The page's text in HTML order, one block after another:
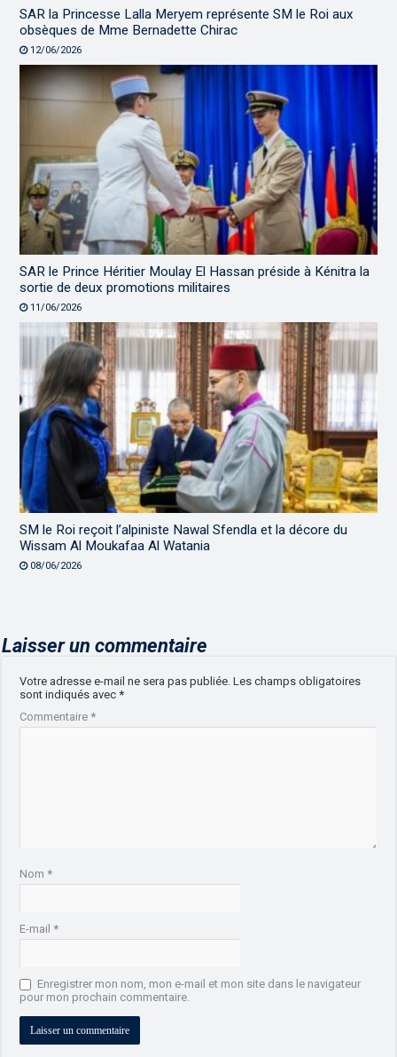
SAR la Princesse Lalla Meryem représente SM le Roi aux
obsèques de Mme Bernadette Chirac
12/06/2026
SAR le Prince Héritier Moulay El Hassan préside à Kénitra la
sortie de deux promotions militaires
11/06/2026
SM le Roi reçoit l’alpiniste Nawal Sfendla et la décore du
Wissam Al Moukafaa Al Watania
08/06/2026
Laisser un commentaire
Votre adresse e-mail ne sera pas publiée. Les champs obligatoires
sont indiqués avec*
Commentaire*
Nom*
E-mail*
Enregistrer mon nom, mon e-mail et mon site dans le navigateur
pour mon prochain commentaire.